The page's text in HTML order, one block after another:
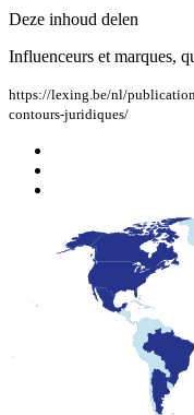
Deze inhoud delen
Influenceurs et marques,
https://lexing.be/nl/
contours-juridiques/